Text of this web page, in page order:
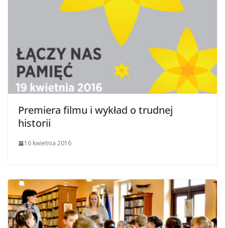
Premiera filmu i wykład o trudnej
historii
16 kwietnia 2016